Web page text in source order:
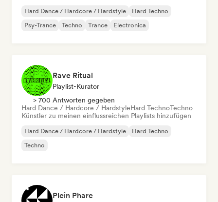
Hard Dance / Hardcore / Hardstyle
Hard Techno
Psy-Trance
Techno Trance Electronica
Rave Ritual
Playlist-Kurator
> 700 Antworten gegeben
Hard Dance / Hardcore / HardstyleHard TechnoTechno
Künstler zu meinen einflussreichen Playlists hinzufügen
Hard Dance / Hardcore / Hardstyle
Hard Techno
Techno
Plein Phare